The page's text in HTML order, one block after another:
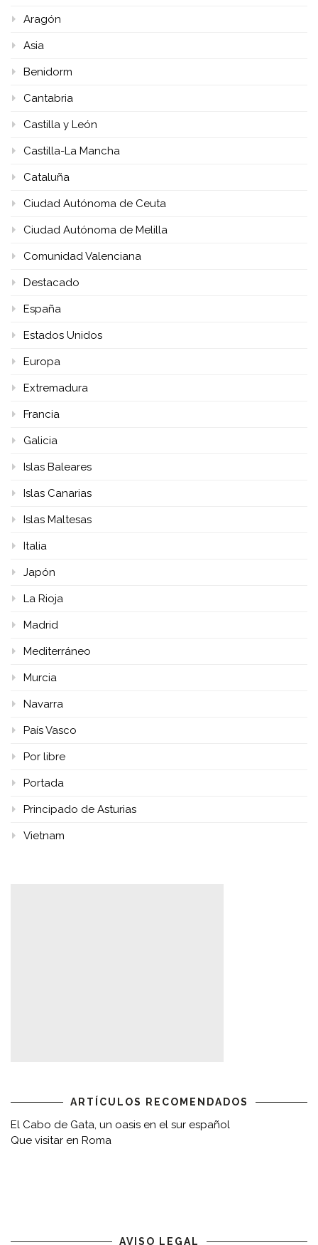
Aragón
Asia
Benidorm
Cantabria
Castilla y León
Castilla-La Mancha
Cataluña
Ciudad Autónoma de Ceuta
Ciudad Autónoma de Melilla
Comunidad Valenciana
Destacado
España
Estados Unidos
Europa
Extremadura
Francia
Galicia
Islas Baleares
Islas Canarias
Islas Maltesas
Italia
Japón
La Rioja
Madrid
Mediterráneo
Murcia
Navarra
País Vasco
Por libre
Portada
Principado de Asturias
Vietnam
ARTÍCULOS RECOMENDADOS
El Cabo de Gata, un oasis en el sur español
Que visitar en Roma
AVISO LEGAL